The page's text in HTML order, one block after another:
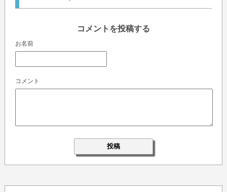
コメントを投稿する
お名前
コメント